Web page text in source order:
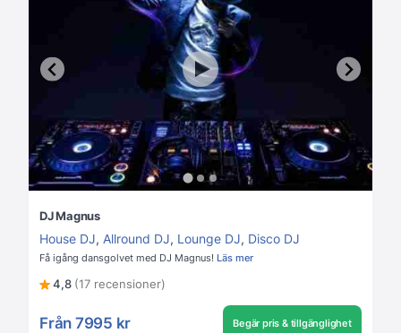
DJ Magnus
House DJ, Allround DJ, Lounge DJ, Disco DJ
Få igång dansgolvet med DJ Magnus! Läs mer
4,8 (17 recensioner)
Från 7995 kr Begär pris & tillgänglighet